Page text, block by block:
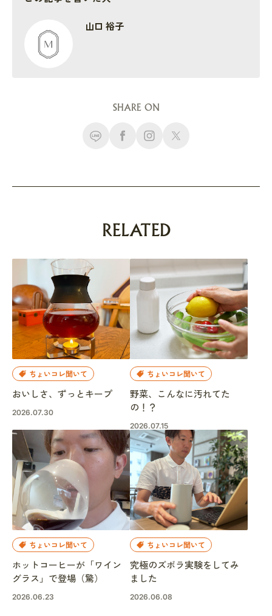
山口 裕子
SHARE ON
RELATED
ちょいコレ聞いて
おいしさ、ずっとキープ
2026.07.30
ちょいコレ聞いて
野菜、こんなに汚れてた
の！？
2026.07.15
ちょいコレ聞いて
ホットコーヒーが「ワイン
グラス」で登場（驚）
2026.06.23
ちょいコレ聞いて
究極のズボラ実験をしてみ
ました
2026.06.08